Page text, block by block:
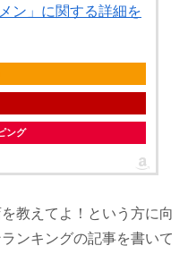
ン」に関する詳細を
ング
教えてよ！という方に向
ンキングの記事を書いて